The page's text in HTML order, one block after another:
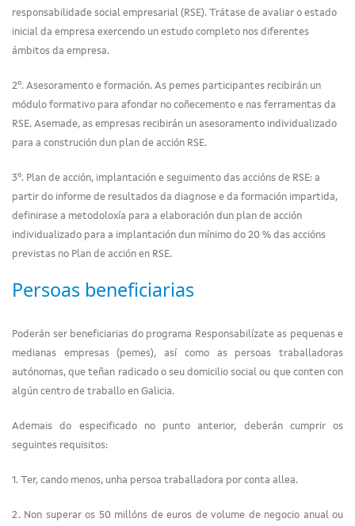
responsabilidade social empresarial (RSE). Trátase de avaliar o estado
inicial da empresa exercendo un estudo completo nos diferentes
ámbitos da empresa.
2º. Asesoramento e formación. As pemes participantes recibirán un
módulo formativo para afondar no coñecemento e nas ferramentas da
RSE. Asemade, as empresas recibirán un asesoramento individualizado
para a construción dun plan de acción RSE.
3º. Plan de acción, implantación e seguimento das accións de RSE: a
partir do informe de resultados da diagnose e da formación impartida,
definirase a metodoloxía para a elaboración dun plan de acción
individualizado para a implantación dun mínimo do 20 % das accións
previstas no Plan de acción en RSE.
Persoas beneficiarias
Poderán ser beneficiarias do programa Responsabilízate as pequenas e
medianas empresas (pemes), así como as persoas traballadoras
autónomas, que teñan radicado o seu domicilio social ou que conten con
algún centro de traballo en Galicia.
Ademais do especificado no punto anterior, deberán cumprir os
seguintes requisitos:
1. Ter, cando menos, unha persoa traballadora por conta allea.
2. Non superar os 50 millóns de euros de volume de negocio anual ou